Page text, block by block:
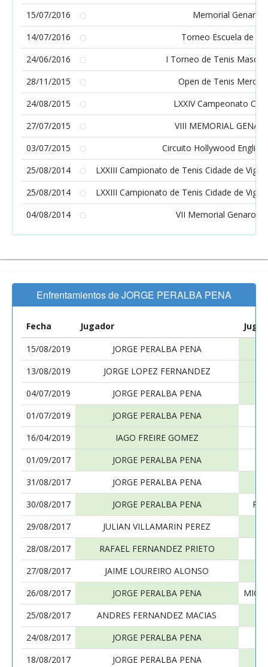
15/07/2016
Memorial Genaro
14/07/2016
Torneo Escuela de
24/06/2016
I Torneo de Tenis
28/11/2015
Open de Tenis
24/08/2015
LXXIV Campeonato
27/07/2015
VIII MEMORIAL
03/07/2015
Circuito Hollywood English
25/08/2014
LXXIII Campionato de Tenis Cidade de
25/08/2014
LXXIII Campionato de Tenis Cidade de
04/08/2014
VII Memorial Genaro
Enfrentamientos de JORGE PERALBA PENA
Fecha Jugador
15/08/2019
JORGE PERALBA PENA
13/08/2019
JORGE LOPEZ FERNANDEZ
04/07/2019
JORGE PERALBA PENA
01/07/2019
JORGE PERALBA PENA
16/04/2019
IAGO FREIRE GOMEZ
01/09/2017
JORGE PERALBA PENA
31/08/2017
JORGE PERALBA PENA
30/08/2017
JORGE PERALBA PENA
29/08/2017
JULIAN VILLAMARIN PEREZ
28/08/2017
RAFAEL FERNANDEZ PRIETO
27/08/2017
JAIME LOUREIRO ALONSO
26/08/2017
JORGE PERALBA PENA
25/08/2017
ANDRES FERNANDEZ MACIAS
24/08/2017
JORGE PERALBA PENA
18/08/2017
JORGE PERALBA PENA